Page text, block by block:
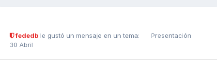
fededb le gustó un mensaje en un tema:
Presentación
30 Abril